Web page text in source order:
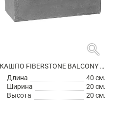
search
КАШПО FIBERSTONE BALCONY XS GREY
Длина
40 см.
Ширина
20 см.
Высота
20 см.